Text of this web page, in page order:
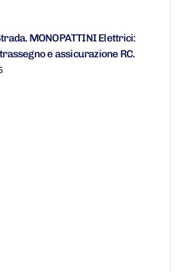
MONOPATTINI Elettrici:
e assicurazione RC.